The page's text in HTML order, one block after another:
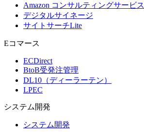
Amazon コンサルティングサービス
デジタルサイネージ
サイトサーチLite
Eコマース
ECDirect
BtoB受発注管理
DL10（ディーラーテン）
LPEC
システム 開発
システム開発